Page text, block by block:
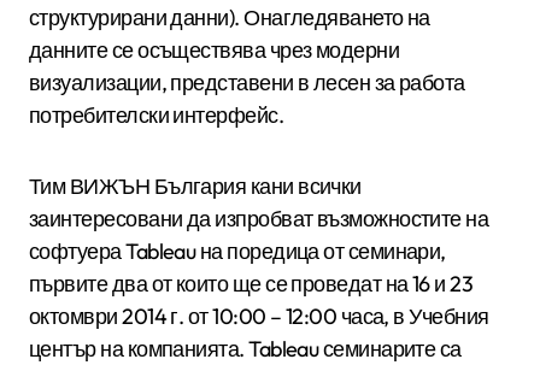
структурирани данни). Онагледяването на
данните се осъществява чрез модерни
визуализации, представени в лесен за работа
потребителски интерфейс.
Тим ВИЖЪН България кани всички
заинтересовани да изпробват възможностите на
софтуера Tableau на поредица от семинари,
първите два от които ще се проведат на 16 и 23
октомври 2014 г. от 10:00 – 12:00 часа, в Учебния
център на компанията. Tableau семинарите са